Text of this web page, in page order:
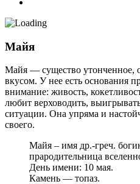
Майя
Майя — существо утонченное,
вкусом. У нее есть основания
внимание: живость,
любит верховодить,
ситуации. Она упряма и
своего.
Майя – имя др.-греч.
прародительница
День имени: 10 мая.
Камень — топаз.